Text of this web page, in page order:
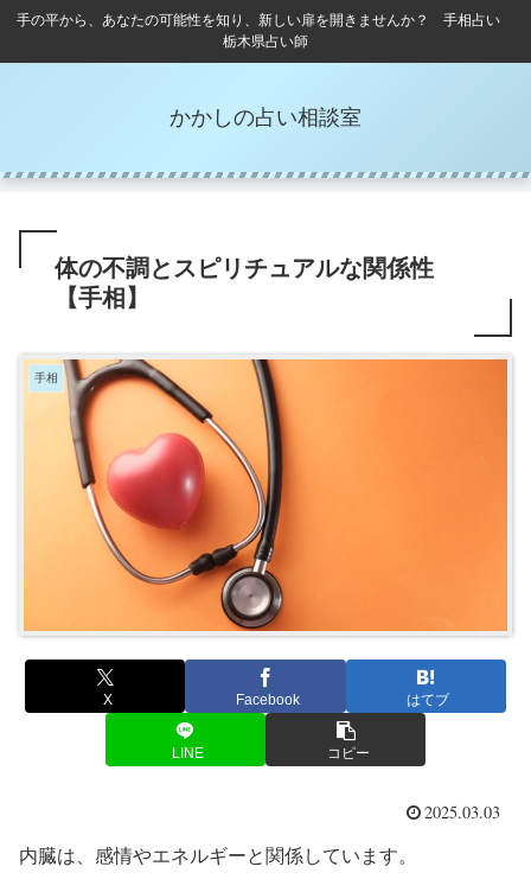
手の平から、あなたの可能性を知り、新しい扉を開きませんか？ 手相占い
栃木県占い師
かかしの占い相談室
体の不調とスピリチュアルな関係性
【手相】
手相
X Facebook はてブ
LINE コピー
2025.03.03
内臓は、感情やエネルギーと関係しています。